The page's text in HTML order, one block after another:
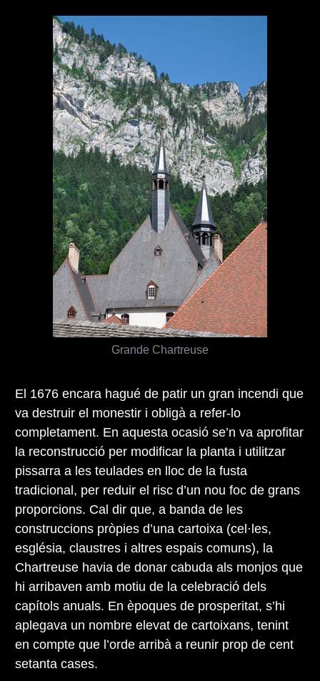
El 1676 encara hagué de patir un gran incendi que
va destruir el monestir i obligà a refer-lo
completament. En aquesta ocasió se’n va aprofitar
la reconstrucció per modificar la planta i utilitzar
pissarra a les teulades en lloc de la fusta
tradicional, per reduir el risc d’un nou foc de grans
proporcions. Cal dir que, a banda de les
construccions pròpies d’una cartoixa (cel·les,
església, claustres i altres espais comuns), la
Chartreuse havia de donar cabuda als monjos que
hi arribaven amb motiu de la celebració dels
capítols anuals. En èpoques de prosperitat, s’hi
aplegava un nombre elevat de cartoixans, tenint
en compte que l’orde arribà a reunir prop de cent
setanta cases.
Grande Chartreuse